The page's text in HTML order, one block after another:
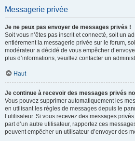
Messagerie privée
Je ne peux pas envoyer de messages privés !
Soit vous n’êtes pas inscrit et connecté, soit un
entièrement la messagerie privée sur le forum,
modérateur a décidé de vous empêcher
plus d’informations, veuillez contacter un
Haut
Je continue à recevoir des messages privés
Vous pouvez supprimer automatiquement les
en utilisant les règles de messages depuis le
l’utilisateur. Si vous recevez des messages
part d’un autre utilisateur, rapportez ces
peuvent empêcher un utilisateur d’envoyer des